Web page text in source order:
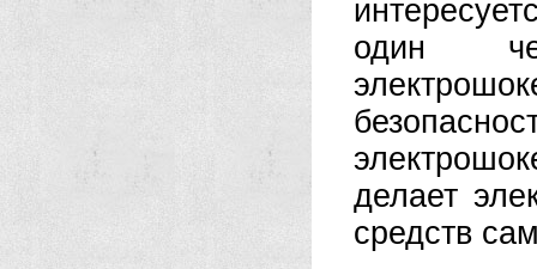
один
делает
средств